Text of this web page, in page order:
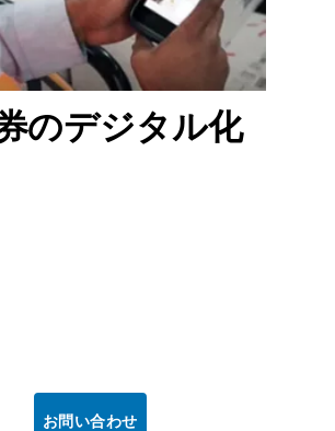
のデジタル化
お問い合わせ